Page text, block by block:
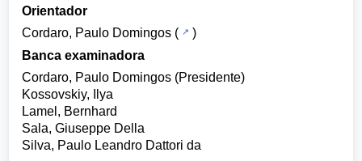
Orientador
Cordaro, Paulo Domingos (
)
Banca examinadora
Cordaro, Paulo Domingos (Presidente)
Kossovskiy, Ilya
Lamel, Bernhard
Sala, Giuseppe Della
Silva, Paulo Leandro Dattori da